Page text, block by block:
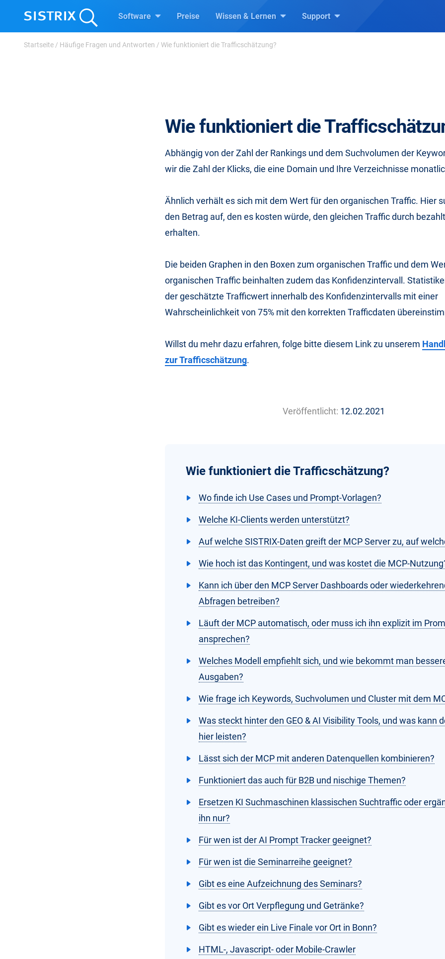
Software Preise Wissen & Lernen Support
Startseite / Häufige Fragen und Antworten / Wie funktioniert die Trafficschätzung?
Wie funktioniert die
Abhängig von der Zahl der Rankings und dem Suchvolumen der
wir die Zahl der Klicks, die eine Domain und Ihre Verzeichnisse
Ähnlich verhält es sich mit dem Wert für den organischen Traffic. Hier
den Betrag auf, den es kosten würde, den gleichen Traffic durch
erhalten.
Die beiden Graphen in den Boxen zum organischen Traffic und dem
organischen Traffic beinhalten zudem das Konfidenzintervall.
der geschätzte Trafficwert innerhalb des Konfidenzintervalls mit einer
Wahrscheinlichkeit von 75% mit den korrekten Trafficdaten
Willst du mehr dazu erfahren, folge bitte diesem Link zu unserem
zur Trafficschätzung.
Veröffentlicht: 12.02.2021
Wie funktioniert die Trafficschätzung?
Wo finde ich Use Cases und Prompt-Vorlagen?
Welche KI-Clients werden unterstützt?
Auf welche SISTRIX-Daten greift der MCP Server zu, auf
Wie hoch ist das Kontingent, und was kostet die MCP-
Kann ich über den MCP Server Dashboards oder
Abfragen betreiben?
Läuft der MCP automatisch, oder muss ich ihn explizit im
ansprechen?
Welches Modell empfiehlt sich, und wie bekommt man
Ausgaben?
Wie frage ich Keywords, Suchvolumen und Cluster mit dem
Was steckt hinter den GEO & AI Visibility Tools, und was kann
hier leisten?
Lässt sich der MCP mit anderen Datenquellen kombinieren?
Funktioniert das auch für B2B und nischige Themen?
Ersetzen KI Suchmaschinen klassischen Suchtraffic oder
ihn nur?
Für wen ist der AI Prompt Tracker geeignet?
Für wen ist die Seminarreihe geeignet?
Gibt es eine Aufzeichnung des Seminars?
Gibt es vor Ort Verpflegung und Getränke?
Gibt es wieder ein Live Finale vor Ort in Bonn?
HTML-, Javascript- oder Mobile-Crawler